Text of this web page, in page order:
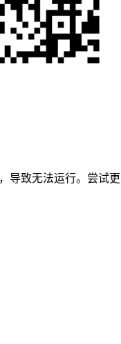
导致无法运行。尝试